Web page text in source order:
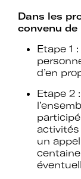
Adhérer
c’est :
le
Dans les
convenu de
Etape 1
d’en
Etape 2
activités
un